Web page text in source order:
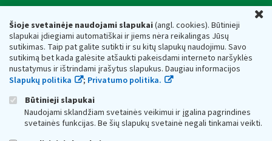
Šioje svetainėje naudojami slapukai(angl. cookies). Būtinieji
slapukai įdiegiami automatiškai ir jiems nėra reikalingas Jūsų
sutikimas. Taip pat galite sutikti ir su kitų slapukų naudojimu. Savo
sutikimą bet kada galėsite atšaukti pakeisdami interneto naršyklės
nustatymus ir ištrindami įrašytus slapukus. Daugiau informacijos
Slapukų politika
; Privatumo politika.
Būtinieji slapukai
Naudojami sklandžiam svetainės veikimui ir įgalina pagrindines
svetainės funkcijas. Be šių slapukų svetainė negali tinkamai veikti.
Respublikos finansų ministerijos
Biudžetinė įstaiga. Juridinio asmens kodas — 188659752,
adresas: Vasario 16-osios g. 14, 01107 Vilnius, Lietuva, el.paštas:
vmi@vmi.lt, E. pristatymo dėžutės adresas 188659752
Duomenys apie Valstybinę mokesčių inspekciją prie Lietuvos
Respublikos finansų ministerijos kaupiami ir saugomi Juridinių